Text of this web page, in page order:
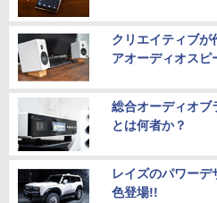
クリエイティブが
アオーディオスピ
総合オーディオブ
とは何者か？
レイズのパワー
色登場!!